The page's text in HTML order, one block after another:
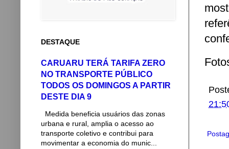
DESTAQUE
CARUARU TERÁ TARIFA ZERO
NO TRANSPORTE PÚBLICO
TODOS OS DOMINGOS A PARTIR
DESTE DIA 9
Medida beneficia usuários das zonas
urbana e rural, amplia o acesso ao
transporte coletivo e contribui para
movimentar a economia do munic...